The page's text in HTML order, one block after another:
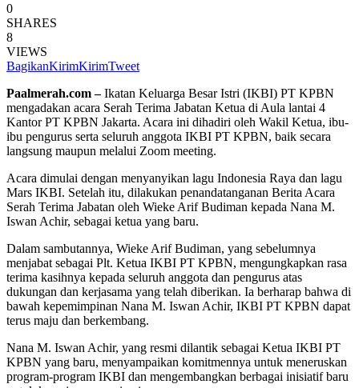
0
SHARES
8
VIEWS
BagikanKirimKirimTweet
Paalmerah.com –Ikatan Keluarga Besar Istri (IKBI) PT KPBN
mengadakan acara Serah Terima Jabatan Ketua di Aula lantai 4
Kantor PT KPBN Jakarta. Acara ini dihadiri oleh Wakil Ketua, ibu-
ibu pengurus serta seluruh anggota IKBI PT KPBN, baik secara
langsung maupun melalui Zoom meeting.
Acara dimulai dengan menyanyikan lagu Indonesia Raya dan lagu
Mars IKBI. Setelah itu, dilakukan penandatanganan Berita Acara
Serah Terima Jabatan oleh Wieke Arif Budiman kepada Nana M.
Iswan Achir, sebagai ketua yang baru.
Dalam sambutannya, Wieke Arif Budiman, yang sebelumnya
menjabat sebagai Plt. Ketua IKBI PT KPBN, mengungkapkan rasa
terima kasihnya kepada seluruh anggota dan pengurus atas
dukungan dan kerjasama yang telah diberikan. Ia berharap bahwa di
bawah kepemimpinan Nana M. Iswan Achir, IKBI PT KPBN dapat
terus maju dan berkembang.
Nana M. Iswan Achir, yang resmi dilantik sebagai Ketua IKBI PT
KPBN yang baru, menyampaikan komitmennya untuk meneruskan
program-program IKBI dan mengembangkan berbagai inisiatif baru